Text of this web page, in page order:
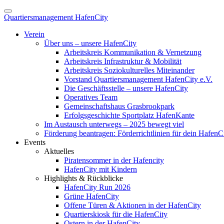
Quartiersmanagement HafenCity
Verein
Über uns – unsere HafenCity
Arbeitskreis Kommunikation & Vernetzung
Arbeitskreis Infrastruktur & Mobilität
Arbeitskreis Soziokulturelles Miteinander
Vorstand Quartiersmanagement HafenCity e.V.
Die Geschäftsstelle – unsere HafenCity
Operatives Team
Gemeinschaftshaus Grasbrookpark
Erfolgsgeschichte Sportplatz HafenKante
Im Austausch unterwegs – 2025 bewegt viel
Förderung beantragen: Förderrichtlinien für dein
Events
Aktuelles
Piratensommer in der Hafencity
HafenCity mit Kindern
Highlights & Rückblicke
HafenCity Run 2026
Grüne HafenCity
Offene Türen & Aktionen in der HafenCity
Quartierskiosk für die HafenCity